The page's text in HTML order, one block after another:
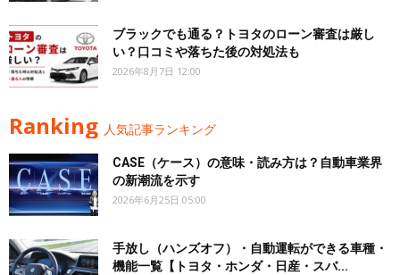
ブラックでも通る？トヨタのローン審査は厳し
い？口コミや落ちた後の対処法も
2026年8月7日 12:00
Ranking 人気記事ランキング
CASE（ケース）の意味・読み方は？自動車業界
の新潮流を示す
2026年6月25日 05:00
手放し（ハンズオフ）・自動運転ができる車種・
機能一覧【トヨタ・ホンダ・日産・スバ...